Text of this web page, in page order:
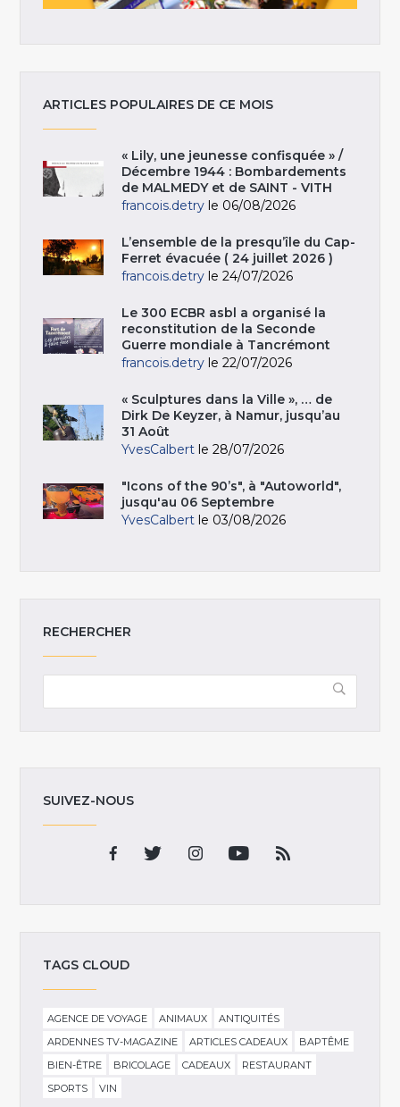
ARTICLES POPULAIRES DE CE MOIS
« Lily, une jeunesse confisquée » /
Décembre 1944 : Bombardements
de MALMEDY et de SAINT - VITH
francois.detry le 06/08/2026
L’ensemble de la presqu’île du Cap-
Ferret évacuée ( 24 juillet 2026 )
francois.detry le 24/07/2026
Le 300 ECBR asbl a organisé la
reconstitution de la Seconde
Guerre mondiale à Tancrémont
francois.detry le 22/07/2026
« Sculptures dans la Ville », … de
Dirk De Keyzer, à Namur, jusqu’au
31 Août
YvesCalbert le 28/07/2026
"Icons of the 90’s", à "Autoworld",
jusqu'au 06 Septembre
YvesCalbert le 03/08/2026
RECHERCHER
SUIVEZ-NOUS
TAGS CLOUD
AGENCE DE VOYAGE ANIMAUX
ANTIQUITÉS
ARDENNES TV-MAGAZINE
ARTICLES CADEAUX
BAPTÊME
BIEN-ÊTRE
BRICOLAGE CADEAUX
RESTAURANT
SPORTS
VIN